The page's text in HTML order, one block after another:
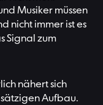
Musiker müssen
nicht immer ist es
Signal zum
nähert sich
Aufbau.